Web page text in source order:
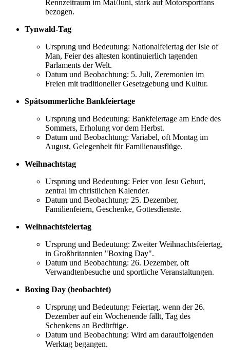
Rennzeitraum im Mai/Juni, stark auf Motorsportfans
bezogen.
Tynwald-Tag
Ursprung und Bedeutung: Nationalfeiertag der Isle of
Man, Feier des altesten kontinuierlich tagenden
Parlaments der Welt.
Datum und Beobachtung: 5. Juli, Zeremonien im
Freien mit traditioneller Gesetzgebung und Kultur.
Spätsommerliche Bankfeiertage
Ursprung und Bedeutung: Bankfeiertage am Ende des
Sommers, Erholung vor dem Herbst.
Datum und Beobachtung: Variabel, oft Montag im
August, Gelegenheit für Familienausflüge.
Weihnachtstag
Ursprung und Bedeutung: Feier von Jesu Geburt,
zentral im christlichen Kalender.
Datum und Beobachtung: 25. Dezember,
Familienfeiern, Geschenke, Gottesdienste.
Weihnachtsfeiertag
Ursprung und Bedeutung: Zweiter Weihnachtsfeiertag,
in Großbritannien "Boxing Day".
Datum und Beobachtung: 26. Dezember, oft
Verwandtenbesuche und sportliche Veranstaltungen.
Boxing Day (beobachtet)
Ursprung und Bedeutung: Feiertag, wenn der 26.
Dezember auf ein Wochenende fällt, Tag des
Schenkens an Bedürftige.
Datum und Beobachtung: Wird am darauffolgenden
Werktag begangen.